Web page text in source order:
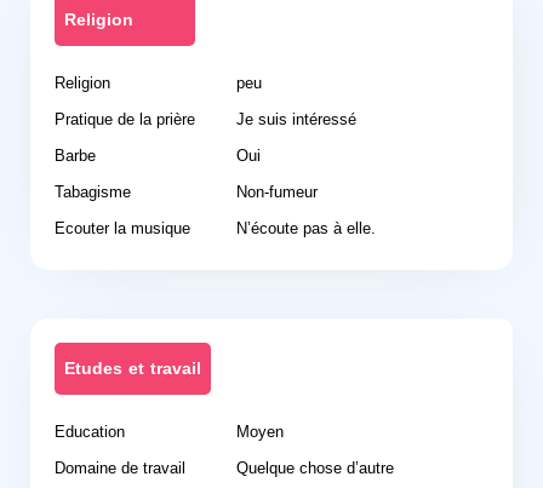
Religion
Religion
peu
Pratique de la prière
Je suis intéressé
Barbe
Oui
Tabagisme
Non-fumeur
Ecouter la musique
N’écoute pas à elle.
Etudes et travail
Education
Moyen
Domaine de travail
Quelque chose d’autre